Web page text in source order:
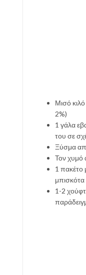
Μισό
2%)
1 γάλα
του σε
Ξύσμα
Τον χυμό
1 πακέτο
μπισκότα
1-2